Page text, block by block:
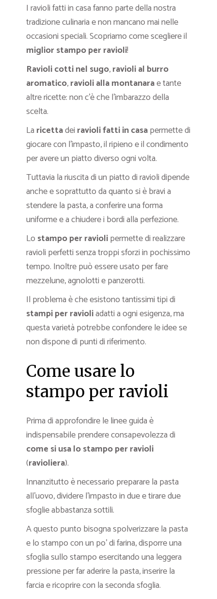
I ravioli fatti in casa fanno parte della nostra
tradizione culinaria e non mancano mai nelle
occasioni speciali. Scopriamo come scegliere il
miglior stampo per ravioli!
Ravioli cotti nel sugo,ravioli al burro
aromatico,ravioli alla montanarae tante
altre ricette: non c’è che l’imbarazzo della
scelta.
La ricettadei ravioli fatti in casapermette di
giocare con l’impasto, il ripieno e il condimento
per avere un piatto diverso ogni volta.
Tuttavia la riuscita di un piatto di ravioli dipende
anche e soprattutto da quanto si è bravi a
stendere la pasta, a conferire una forma
uniforme e a chiudere i bordi alla perfezione.
Lo stampo per raviolipermette di realizzare
ravioli perfetti senza troppi sforzi in pochissimo
tempo. Inoltre può essere usato per fare
mezzelune, agnolotti e panzerotti.
Il problema è che esistono tantissimi tipi di
stampi per ravioliadatti a ogni esigenza, ma
questa varietà potrebbe confondere le idee se
non dispone di punti di riferimento.
Come usare lo
stampo per ravioli
Prima di approfondire le linee guida è
indispensabile prendere consapevolezza di
come si usa lo stampo per ravioli
(ravioliera).
Innanzitutto è necessario preparare la pasta
all’uovo, dividere l’impasto in due e tirare due
sfoglie abbastanza sottili.
A questo punto bisogna spolverizzare la pasta
e lo stampo con un po’ di farina, disporre una
sfoglia sullo stampo esercitando una leggera
pressione per far aderire la pasta, inserire la
farcia e ricoprire con la seconda sfoglia.